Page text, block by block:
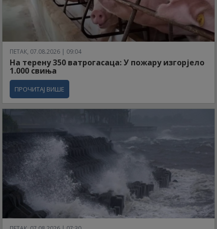
ПЕТАК, 07.08.2026 | 09:04
На терену 350 ватрогасаца: У пожару изгорјело
1.000 свиња
ПРОЧИТАЈ ВИШЕ